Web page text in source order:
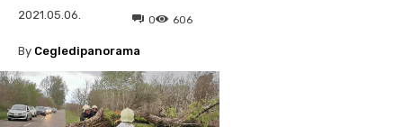
2021.05.06. 606
0
By Cegledipanorama